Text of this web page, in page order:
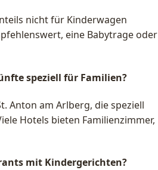
nicht für Kinderwagen
eine Babytrage oder
speziell für Familien?
Anton am Arlberg, die speziell
Hotels bieten Familienzimmer,
mit Kindergerichten?